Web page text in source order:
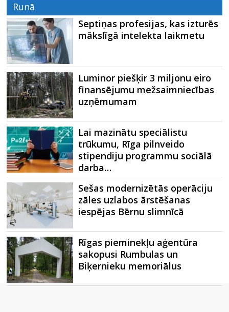
Runā
Septiņas profesijas, kas izturēs
mākslīgā intelekta laikmetu
Luminor piešķir 3 miljonu eiro
finansējumu mežsaimniecības
uzņēmumam
Lai mazinātu speciālistu
trūkumu, Rīga pilnveido
stipendiju programmu sociālā
darba…
Sešas modernizētās operāciju
zāles uzlabos ārstēšanas
iespējas Bērnu slimnīcā
Rīgas pieminekļu aģentūra
sakopusi Rumbulas un
Biķernieku memoriālus